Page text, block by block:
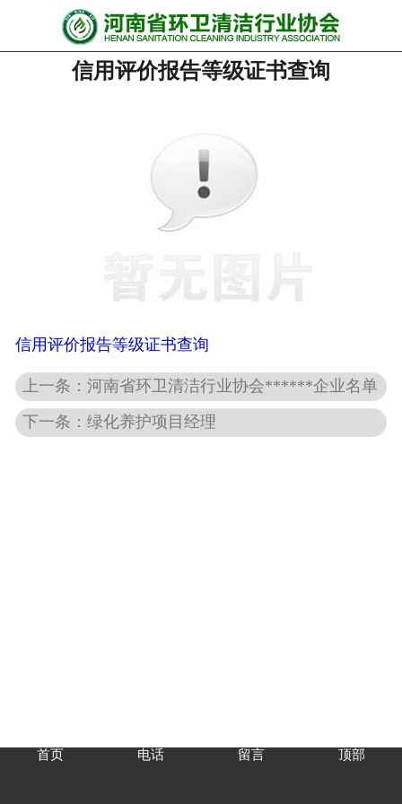
网站首页
协会动态
党政要闻
联系我们
信用评价报告等级证书查询
信用评价报告等级证书查询
上一条：河南省环卫清洁行业协会******企业名单
下一条：绿化养护项目经理
首页 电话 留言 顶部